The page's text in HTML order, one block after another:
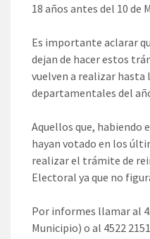
18 años antes del 10 de
Es importante aclarar
dejan de hacer estos
vuelven a realizar hasta
departamentales del
Aquellos que, habiendo
hayan votado en los
realizar el trámite de
Electoral ya que no
Por informes llamar al
Municipio) o al 4522